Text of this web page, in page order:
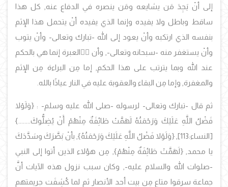
إلى أنْ يَجِدَ مَن يشايعه ومَن ينصره في الدفاع عنه, كل هذا
ساقط وباطل ولا يفيده وإنما الذي يفيده أنْ يتحمل هذا الإثم
بنفسه الذي ارتكبه وأنْ يعود إلى الله -تبارك وتعالى- وأنْ يتوب
وأنْ يستغفر منه -سبحانه وتعالى-, وأن َّالعبرة إنما هي بالحكم
عند الله وبما يترتب على هذا الحكم, إما مِن البراءة مِن الإثم
والمغفرة, وإما مِن البقاء والعقوبة عليه في النار عياذًا بالله.
ثم قال -تبارك وتعالى- لرسوله -صلى الله عليه وسلم- : {وَلَوْلا
فَضْلُ اللَّهِ عَلَيْكَ وَرَحْمَتُهُ لَهَمَّتْ طَائِفَةٌ مِنْهُمْ أَنْ يُضِلُّوكَ........ }
[النساء:113],
{وَلَوْلا فَضْلُ اللَّهِ عَلَيْكَ وَرَحْمَتُهُ}, بأنْ بَصَّرَكَ وسَدَّدَكَ
يا محمد, {لَهَمَّتْ طَائِفَةٌ مِنْهُمْ} , مِن هؤلاء الذين أتوا إلى النبي
-صلوات الله والسلام عليه-, وكان سبب نزول هذه الآيات أنَّ
جماعة سرقوا متاع مِن بيت أحد الأنصار ثم لما كُشِفَت جريمتهم